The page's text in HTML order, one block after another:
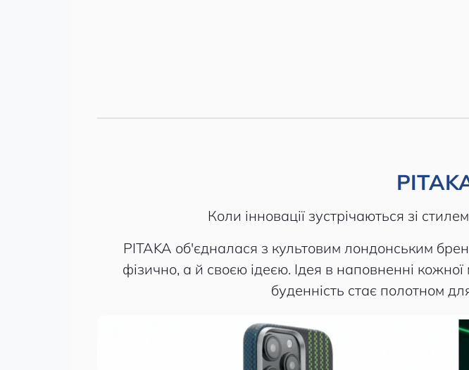
Коли інновації зустрічаються зі
PITAKA об'єдналася з культовим лондонським
фізично, а й своєю ідеєю. Ідея в наповненні
буденність стає полотном